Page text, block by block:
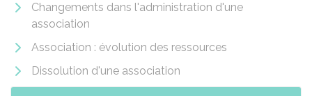
Changements dans l'administration d'une
association
Association : évolution des ressources
Dissolution d'une association